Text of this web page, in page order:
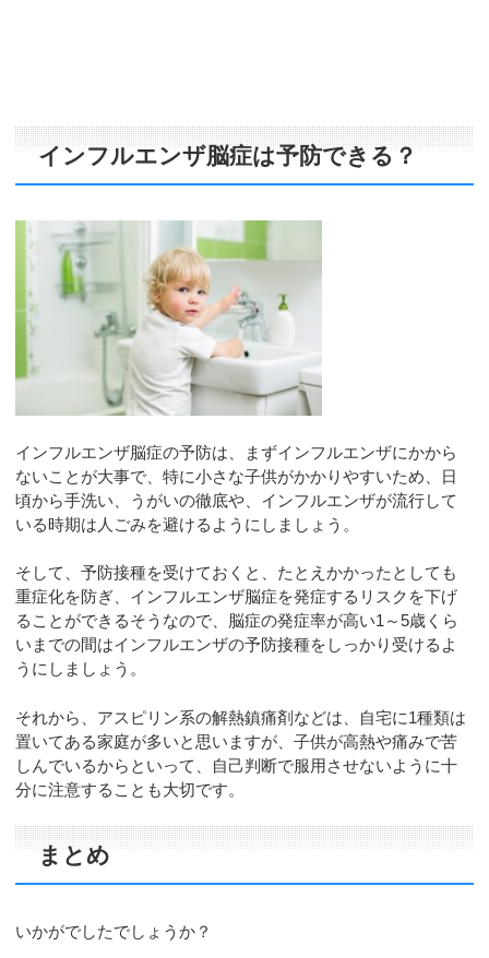
インフルエンザ脳症は予防できる？
インフルエンザ脳症の予防は、まずインフルエンザにかから
ないことが大事で、特に小さな子供がかかりやすいため、日
頃から手洗い、うがいの徹底や、インフルエンザが流行して
いる時期は人ごみを避けるようにしましょう。
そして、予防接種を受けておくと、たとえかかったとしても
重症化を防ぎ、インフルエンザ脳症を発症するリスクを下げ
ることができるそうなので、脳症の発症率が高い1～5歳くら
いまでの間はインフルエンザの予防接種をしっかり受けるよ
うにしましょう。
それから、アスピリン系の解熱鎮痛剤などは、自宅に1種類は
置いてある家庭が多いと思いますが、子供が高熱や痛みで苦
しんでいるからといって、自己判断で服用させないように十
分に注意することも大切です。
まとめ
いかがでしたでしょうか？